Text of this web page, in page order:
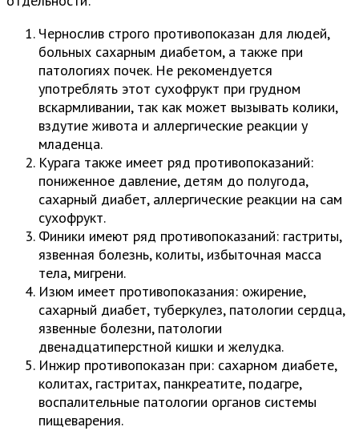
Чернослив строго противопоказан для людей,
больных сахарным диабетом, а также при
патологиях почек. Не рекомендуется
употреблять этот сухофрукт при грудном
вскармливании, так как может вызывать колики,
вздутие живота и аллергические реакции у
младенца.
Курага также имеет ряд противопоказаний:
пониженное давление, детям до полугода,
сахарный диабет, аллергические реакции на сам
сухофрукт.
Финики имеют ряд противопоказаний: гастриты,
язвенная болезнь, колиты, избыточная масса
тела, мигрени.
Изюм имеет противопоказания: ожирение,
сахарный диабет, туберкулез, патологии сердца,
язвенные болезни, патологии
двенадцатиперстной кишки и желудка.
Инжир противопоказан при: сахарном диабете,
колитах, гастритах, панкреатите, подагре,
воспалительные патологии органов системы
пищеварения.